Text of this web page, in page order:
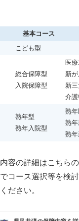
基本コース
こども型
総合保障型
入院保障型
医
新
新
介
熟年型
熟年入院型
熟
熟
熟
容の詳細はこちら
コース選択等を検
ださい。